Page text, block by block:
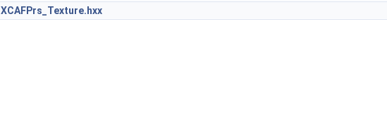
XCAFPrs_Texture.hxx